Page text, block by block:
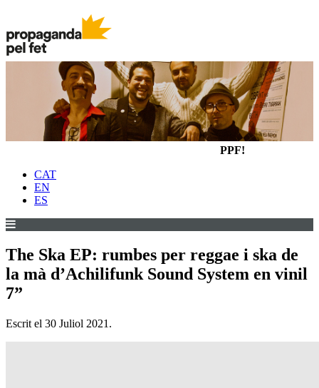
PPF!
CAT
EN
ES
The Ska EP: rumbes per reggae i ska de
la mà d’Achilifunk Sound System en vinil
7”
Escrit el 30 Juliol 2021 .